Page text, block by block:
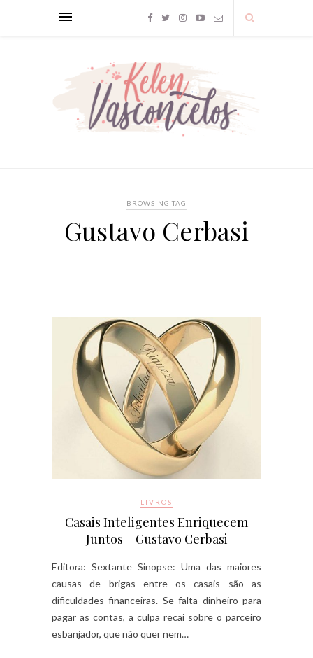
BROWSING TAG
Gustavo Cerbasi
LIVROS
Casais Inteligentes Enriquecem
Juntos – Gustavo Cerbasi
Editora: Sextante Sinopse: Uma das maiores
causas de brigas entre os casais são as
dificuldades financeiras. Se falta dinheiro para
pagar as contas, a culpa recai sobre o parceiro
esbanjador, que não quer nem…